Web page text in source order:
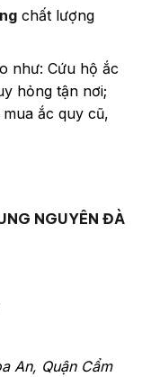
chất lượng
như: Cứu hộ ắc
hỏng tận nơi;
ắc quy cũ,
NGUYÊN ĐÀ
An, Quận Cẩm